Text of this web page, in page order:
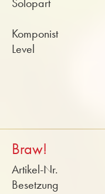
Solopart
Komponist
Level
Braw!
Artikel-Nr.
Besetzung